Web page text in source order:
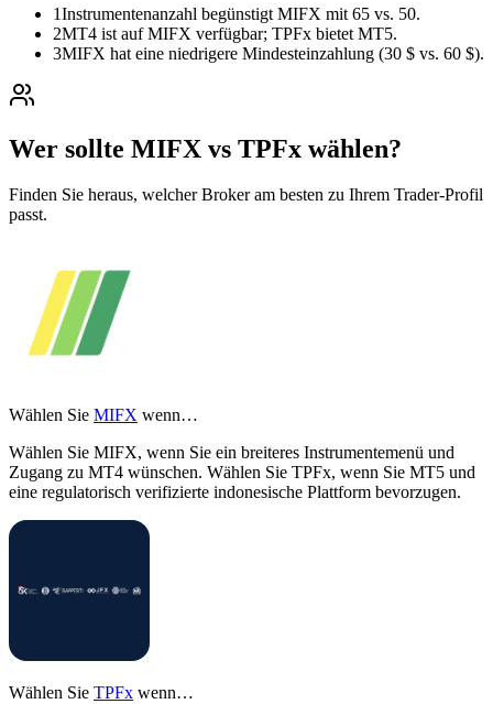
1Instrumentenanzahl begünstigt MIFX mit 65 vs. 50.
2MT4 ist auf MIFX verfügbar; TPFx bietet MT5.
3MIFX hat eine niedrigere Mindesteinzahlung (30 $ vs. 60 $).
Wer sollte MIFX vs TPFx wählen?
Finden Sie heraus, welcher Broker am besten zu Ihrem Trader-Profil
passt.
Wählen Sie MIFX wenn…
Wählen Sie MIFX, wenn Sie ein breiteres Instrumentemenü und
Zugang zu MT4 wünschen. Wählen Sie TPFx, wenn Sie MT5 und
eine regulatorisch verifizierte indonesische Plattform bevorzugen.
Wählen Sie TPFx wenn…